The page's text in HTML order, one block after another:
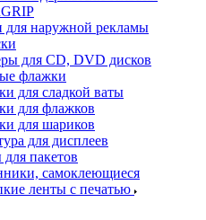
для наружной рекламы
для CD, DVD дисков
флажки
для сладкой ваты
для флажков
для шариков
для дисплеев
пакетов
самоклеющиеся
ленты с печатью